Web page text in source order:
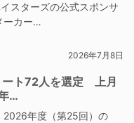
スターズの公式スポンサ
ーカー…
2026年7月8日
ート72人を選定 上月
…
年度（第25回）の